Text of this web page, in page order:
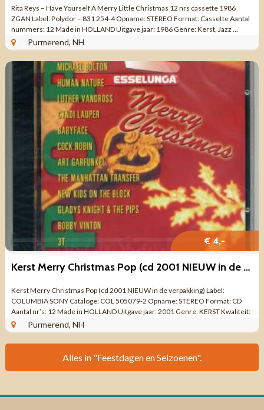
Rita Reys – Have Yourself A Merry Little Christmas 12 nrs cassette 1986
ZGAN Label: Polydor – 831 254-4 Opname: STEREO Format: Cassette Aantal
nummers: 12 Made in HOLLAND Uitgave jaar: 1986 Genre: Kerst, Jazz ...
Purmerend, NH
€ 4,-
Kerst Merry Christmas Pop (cd 2001 NIEUW in de verpakking)
Kerst Merry Christmas Pop (cd 2001 NIEUW in de verpakking) Label:
COLUMBIA SONY Cataloge: COL 505079-2 Opname: STEREO Format: CD
Aantal nr’s: 12 Made in HOLLAND Uitgave jaar: 2001 Genre: KERST Kwaliteit:
NIEUW IN DE ...
Purmerend, NH
Alles in "Feestdagen en Seizoenen".